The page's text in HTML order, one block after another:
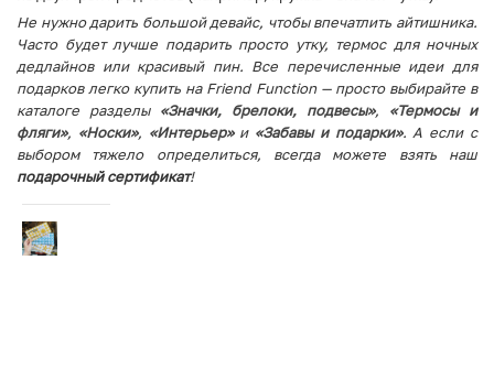
Не нужно дарить большой девайс, чтобы впечатлить айтишника.
Часто будет лучше подарить просто утку, термос для ночных
дедлайнов или красивый пин. Все перечисленные идеи для
подарков легко купить на Friend Function — просто выбирайте в
каталоге разделы «Значки, брелоки, подвесы», «Термосы и
фляги», «Носки», «Интерьер»и «Забавы и подарки». А если с
выбором тяжело определиться, всегда можете взять наш
подарочный сертификат!